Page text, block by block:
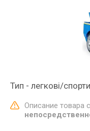
Тип - легкові/
Описание товара